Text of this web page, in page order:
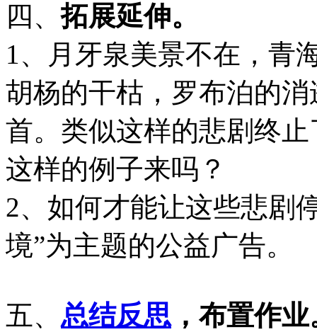
四、拓展延伸。
1、月牙泉美景不在，青
胡杨的干枯，罗布泊的
首。类似这样的悲剧终
这样的例子来吗？
2、如何才能让这些悲剧
境”为主题的公益广告。
五、 总结反思 ，布置作